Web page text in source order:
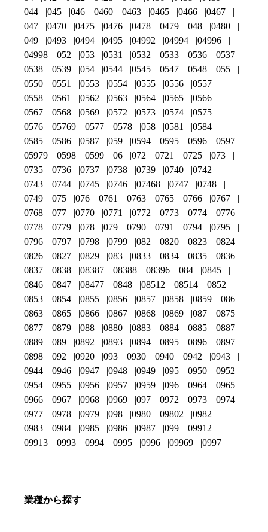
044
045 046 0460 0463 0465 0466
0467
047
0470 0475 0476 0478 0479 048
0480
049
0493 0494 0495 04992 04994
04996
04998
052 053 0531 0532 0533 0536
0537
0538
0539 054 0544 0545 0547 0548
055
0550
0551 0553 0554 0555 0556
0557
0558
0561 0562 0563 0564 0565
0566
0567
0568 0569 0572 0573 0574
0575
0576
05769 0577 0578 058 0581
0584
0585
0586 0587 059 0594 0595 0596
0597
05979
0598 0599 06 072 0721 0725
073
0735
0736 0737 0738 0739 0740
0742
0743
0744 0745 0746 07468 0747
0748
0749
075 076 0761 0763 0765 0766
0767
0768
077 0770 0771 0772 0773 0774
0776
0778
0779 078 079 0790 0791 0794
0795
0796
0797 0798 0799 082 0820 0823
0824
0826
0827 0829 083 0833 0834 0835
0836
0837
0838 08387 08388 08396 084
0845
0846
0847 08477 0848 08512 08514
0852
0853
0854 0855 0856 0857 0858 0859
086
0863
0865 0866 0867 0868 0869 087
0875
0877
0879 088 0880 0883 0884 0885
0887
0889
089 0892 0893 0894 0895 0896
0897
0898
092 0920 093 0930 0940 0942
0943
0944
0946 0947 0948 0949 095 0950
0952
0954
0955 0956 0957 0959 096 0964
0965
0966
0967 0968 0969 097 0972 0973
0974
0977
0978 0979 098 0980 09802
0982
0983
0984 0985 0986 0987 099
09912
09913
0993 0994 0995 0996 09969 0997
業種から探す